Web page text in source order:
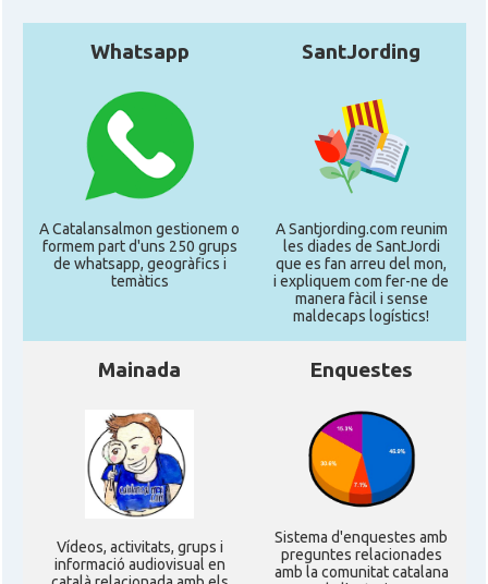
Whatsapp
A Catalansalmon gestionem o
formem part d'uns 250 grups
de whatsapp, geogràfics i
temàtics
SantJording
A Santjording.com reunim
les diades de SantJordi
que es fan arreu del mon,
i expliquem com fer-ne de
manera fàcil i sense
maldecaps logí­stics!
Mainada
Ví­deos, activitats, grups i
informació audiovisual en
Enquestes
Sistema d'enquestes amb
preguntes relacionades
amb la comunitat catalana